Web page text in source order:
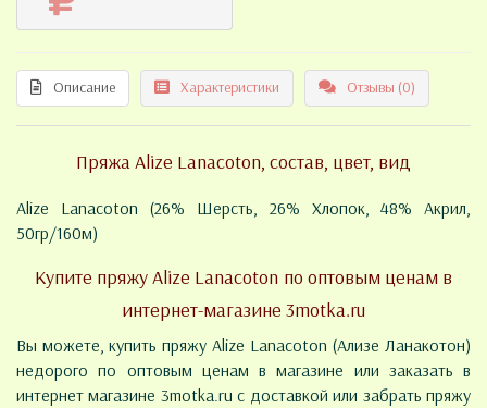
Описание Характеристики Отзывы (0)
Пряжа Alize Lanacoton, состав, цвет, вид
Alize Lanacoton (26% Шерсть, 26% Хлопок, 48% Акрил,
50гр/160м)
Купите пряжу Alize Lanacoton по оптовым ценам в
интернет-магазине 3motka.ru
Вы можете, купить пряжу Alize Lanacoton (Ализе Ланакотон)
недорого по оптовым ценам в магазине или заказать в
интернет магазине 3motka.ru с доставкой или забрать пряжу